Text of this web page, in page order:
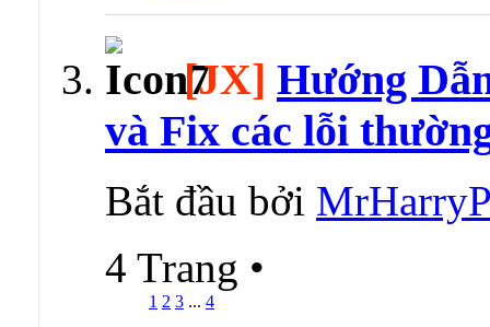
[JX] Hướng
và Fix các lỗi
Bắt đầu bởi
4 Trang •
1 2 3 ... 4